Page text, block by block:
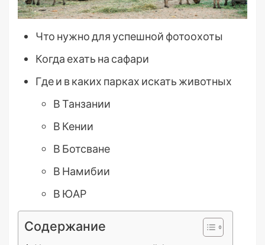
Что нужно для успешной фотоохоты
Когда ехать на сафари
Где и в каких парках искать животных
В Танзании
В Кении
В Ботсване
В Намибии
В ЮАР
Содержание